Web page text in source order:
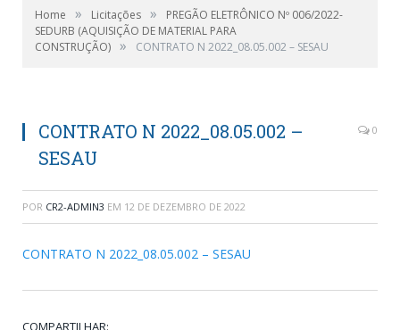
Home » Licitações »
PREGÃO ELETRÔNICO Nº 006/2022-
SEDURB (AQUISIÇÃO DE MATERIAL PARA
CONSTRUÇÃO) » CONTRATO N 2022_08.05.002 – SESAU
CONTRATO N 2022_08.05.002 –
SESAU
0
POR CR2-ADMIN3 EM 12 DE DEZEMBRO DE 2022
CONTRATO N 2022_08.05.002 – SESAU
COMPARTILHAR: